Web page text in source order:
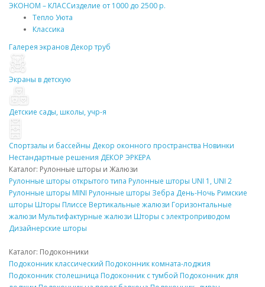
ЭКОНОМ – КЛАССизделие от 1000 до 2500 р.
Тепло Уюта
Классика
Галерея экранов Декортруб
Экраны в детскую
Детские сады, школы, учр-я
Спортзалы и бассейны Декор оконного пространства Новинки
Нестандартные решения ДЕКОР ЭРКЕРА
Каталог: Рулонные шторы и Жалюзи
Рулонные шторы открытого типа Рулонные шторы UNI 1, UNI 2
Рулонные шторы MINI Рулонные шторы Зебра День-Ночь Римские
шторы Шторы Плиссе Вертикальные жалюзи Горизонтальные
жалюзи Мультифактурные жалюзи Шторы с электроприводом
Дизайнерские шторы
Каталог: Подоконники
Подоконник классический Подоконник комната-лоджия
Подоконник столешница Подоконник с тумбой Подоконник для